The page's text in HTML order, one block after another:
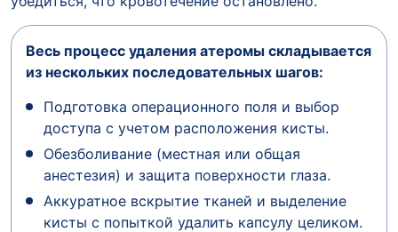
Весь процесс удаления атеромы складывается
из нескольких последовательных шагов:
Подготовка операционного поля и выбор
доступа с учетом расположения кисты.
Обезболивание (местная или общая
анестезия) и защита поверхности глаза.
Аккуратное вскрытие тканей и выделение
кисты с попыткой удалить капсулу целиком.